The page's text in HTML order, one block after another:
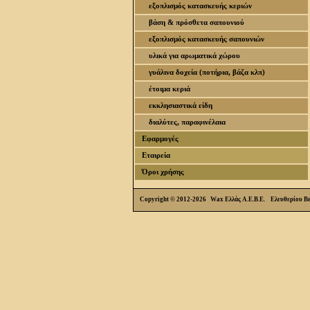
εξοπλισμός κατασκευής κεριών
βάση & πρόσθετα σαπουνιού
εξοπλισμός κατασκευής σαπουνιών
υλικά για αρωματικά χώρου
γυάλινα δοχεία (ποτήρια, βάζα κλπ)
έτοιμα κεριά
εκκλησιαστικά είδη
διαλύτες, παραφινέλαια
Εφαρμογές
Εταιρεία
Όροι χρήσης
Copyright © 2012-2026 Wax Ελλάς Α.Ε.Β.Ε. Ελευθερίου